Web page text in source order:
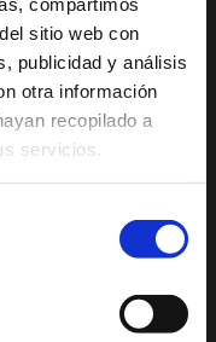
sitio web con
publicidad y análisis
otra información
recopilado a
servicios.